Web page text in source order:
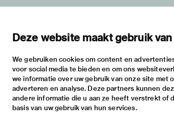
Deze website maakt gebruik
We gebruiken cookies om content en
voor social media te bieden en om ons
we informatie over uw gebruik van onze site met
adverteren en analyse. Deze partners kunnen
andere informatie die u aan ze heeft verstrekt of
basis van uw gebruik van hun services.
nieuwsbrief
instagram
twitter
linkedin
stratumsedijk 2